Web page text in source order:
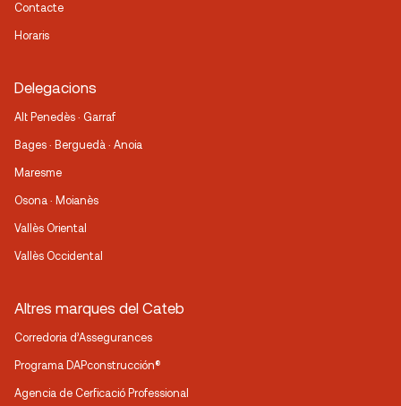
Contacte
Horaris
Delegacions
Alt Penedès · Garraf
Bages · Berguedà · Anoia
Maresme
Osona · Moianès
Vallès Oriental
Vallès Occidental
Altres marques del Cateb
Corredoria d’Assegurances
Programa DAPconstrucción®
Agencia de Cerficació Professional